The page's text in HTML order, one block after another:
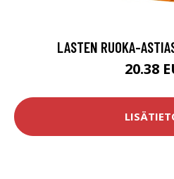
LASTEN RUOKA-
20.38